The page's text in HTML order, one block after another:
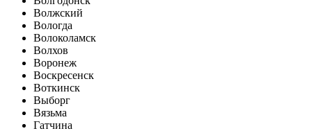
Волжский
Вологда
Волоколамск
Волхов
Воронеж
Воскресенск
Воткинск
Выборг
Вязьма
Гатчина